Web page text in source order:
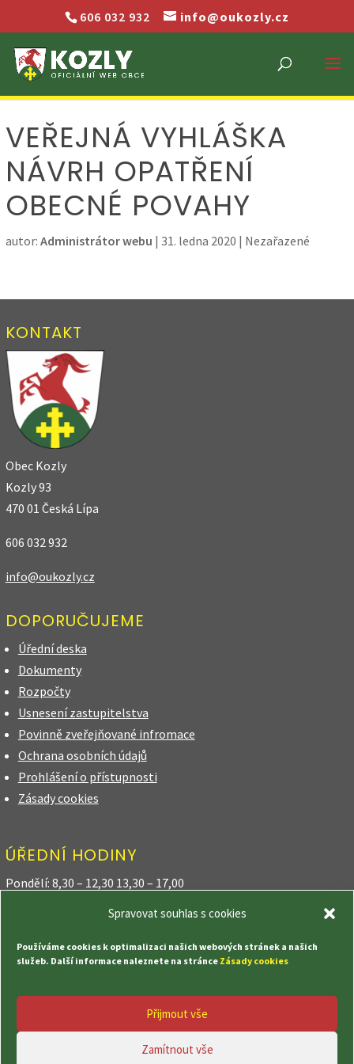
Spravovat souhlas s cookies
Používáme cookies k optimalizaci našich webových stránek a našich
služeb. Další informace naleznete na stránce Zásady cookies
Přijmout vše
Zamítnout vše
606 032 932 info@oukozly.cz
VEŘEJNÁ VYHLÁŠKA
NÁVRH OPATŘENÍ
OBECNÉ POVAHY
autor: Administrátor webu | 31. ledna 2020 | Nezařazené
KONTAKT
Obec Kozly
Kozly 93
470 01 Česká Lípa
606 032 932
info@oukozly.cz
DOPORUČUJEME
Úřední deska
Dokumenty
Rozpočty
Usnesení zastupitelstva
Povinně zveřejňované infromace
Ochrana osobních údajů
Prohlášení o přístupnosti
Zásady cookies
ÚŘEDNÍ HODINY
Pondělí: 8,30 – 12,30 13,30 – 17,00
Středa: 8,30 – 12,30 13,30 – 17,00